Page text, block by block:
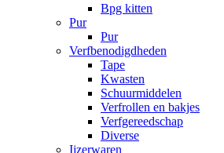
Bpg kitten
Pur
Pur
Verfbenodigdheden
Tape
Kwasten
Schuurmiddelen
Verfrollen en bakjes
Verfgereedschap
Diverse
Ijzerwaren